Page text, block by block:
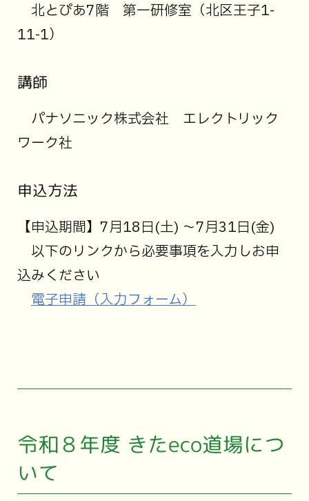
北とぴあ7階 第一研修室（北区王子1-
11-1）
講師
パナソニック株式会社 エレクトリック
ワーク社
申込方法
【申込期間】7月18日(土) ～7月31日(金)
以下のリンクから必要事項を入力しお申
込みください
電子申請（入力フォーム）
令和８年度 きたeco道場につ
いて